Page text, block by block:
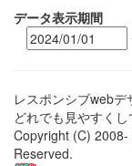
データ表示期間
レスポンシブweb
どれでも見やすくし
Copyright (C) 2008-
Reserved.